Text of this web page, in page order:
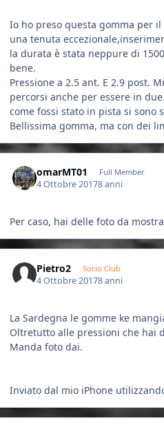
Io ho preso questa gomma per
una tenuta
la durata è stata neppure di
bene.
Pressione a 2.5 ant. E 2.9 post.
percorsi anche per essere in
come fossi stato in pista si sono
Bellissima gomma, ma con dei
omarMT01 Full Member
4 Ottobre 20178 anni
Per caso, hai delle foto da
Pietro2 Socio Club
4 Ottobre 20178 anni
La Sardegna le gomme ke
Oltretutto alle pressioni che hai
Manda foto dai.
Inviato dal mio iPhone